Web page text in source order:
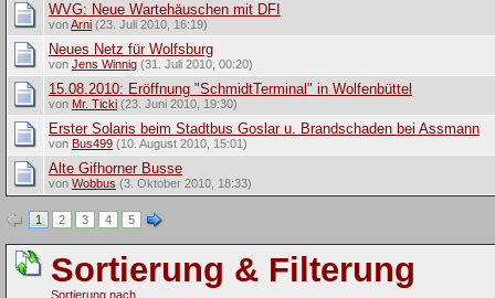
WVG: Neue Wartehäuschen mit DFI
vonArni(23. Juli 2010, 16:19)
Neues Netz für Wolfsburg
von Jens Winnig(31. Juli 2010, 00:20)
15.08.2010: Eröffnung "SchmidtTerminal" in Wolfenbüttel
von Mr. Ticki(23. Juni 2010, 19:30)
Erster Solaris beim Stadtbus Goslar u. Brandschaden bei Assmann
von Bus499(10. August 2010, 15:01)
Alte Gifhorner Busse
von Wobbus (3. Oktober 2010, 18:33)
1 2 3 4 5
Sortierung & Filterung
Sortierung nach